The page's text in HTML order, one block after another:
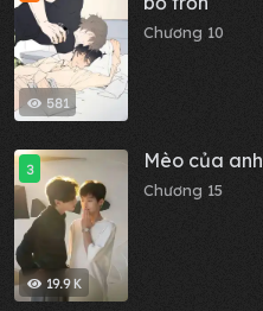
581
Chương 10
19.9 K
3 Mèo của anh
Chương 15